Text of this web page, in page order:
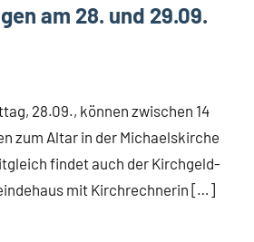
am 28. und 29.09.
28.09., können zwischen 14
zum Altar in der Michaelskirche
findet auch der Kirchgeld-
mit Kirchrechnerin […]